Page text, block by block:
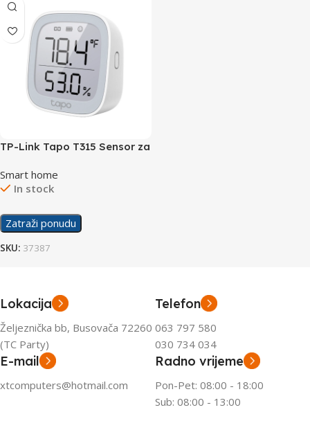
TP-Link Tapo T315 Sensor za
Smart home
In stock
Zatraži ponudu
SKU: 37387
Lokacija
Željeznička bb, Busovača 72260
(TC Party)
Telefon
063 797 580
030 734 034
E-mail
xtcomputers@hotmail.com
Radno vrijeme
Pon-Pet: 08:00 - 18:00
Sub: 08:00 - 13:00